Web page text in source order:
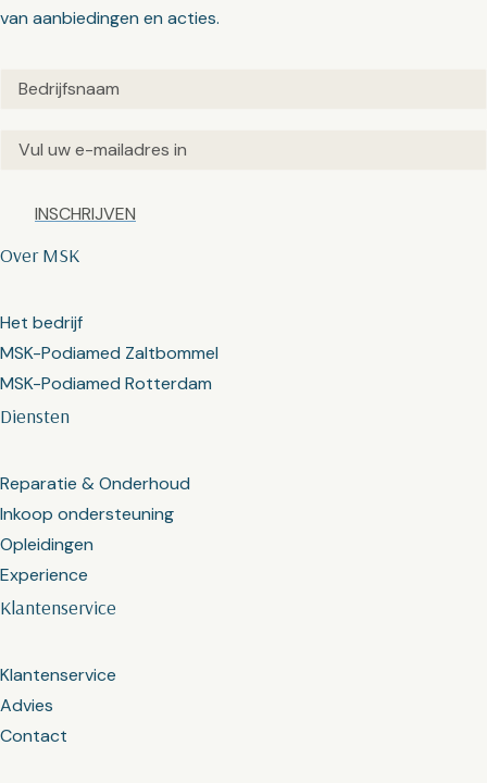
Klantenservice
Klantenservice
Advies
Contact
Diensten
Reparatie & Onderhoud
Inkoop ondersteuning
Opleidingen
Experience
Over MSK
Het bedrijf
MSK-Podiamed Zaltbommel
MSK-Podiamed Rotterdam
van aanbiedingen en acties.
Untitled(Vereist)
Email(Vereist)
Captcha